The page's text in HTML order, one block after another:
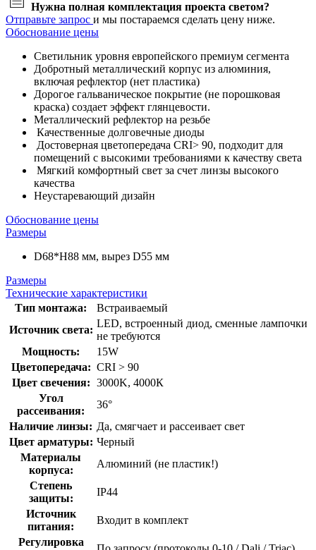
Нужна полная комплектация проекта светом?
Отправьте запрос и мы постараемся сделать цену ниже.
Обоснование цены
Светильник уровня европейского премиум сегмента
Добротный металлический корпус из алюминия,
включая рефлектор (нет пластика)
Дорогое гальваническое покрытие (не порошковая
краска) создает эффект глянцевости.
Металлический рефлектор на резьбе
Качественные долговечные диоды
Достоверная цветопередача CRI> 90, подходит для
помещений с высокими требованиями к качеству света
Мягкий комфортный свет за счет линзы высокого
качества
Неустаревающий дизайн
Обоснование цены
Размеры
D68*H88 мм, вырез D55 мм
Размеры
Технические характеристики
Тип монтажа:
Встраиваемый
Источник света:
LED, встроенный диод, сменные лампочки
не требуются
Мощность:
15W
Цветопередача: CRI > 90
Цвет свечения: 3000K, 4000К
Угол
рассеивания:
36°
Наличие линзы: Да, смягчает и рассеивает свет
Цвет арматуры: Черный
Материалы
корпуса:
Алюминий (не пластик!)
Степень
защиты:
IP44
Источник
питания:
Входит в комплект
Регулировка